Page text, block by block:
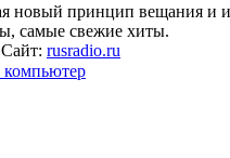
новый принцип вещания и
самые свежие хиты.
Сайт: rusradio.ru
компьютер